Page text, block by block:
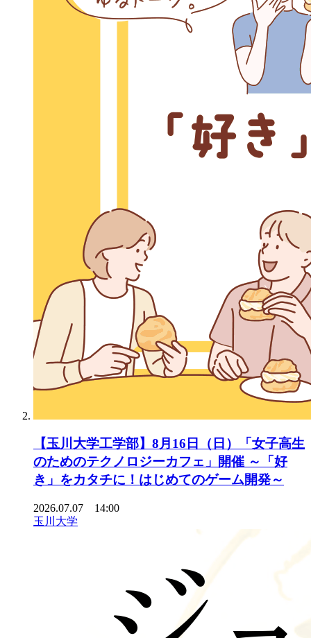
【玉川大学工学部】8月16日（日）「女子高生
のためのテクノロジーカフェ」開催 ～「好
き」をカタチに！はじめてのゲーム開発～
2026.07.07 14:00
玉川大学